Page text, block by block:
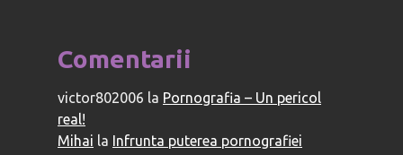
Comentarii
victor802006 la Pornografia – Un pericol
real!
Mihai la Infrunta puterea pornografiei